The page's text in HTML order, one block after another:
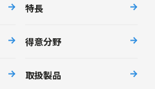
特長
得意分野
取扱製品